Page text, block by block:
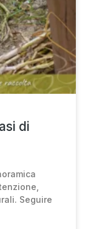
di
Seguire